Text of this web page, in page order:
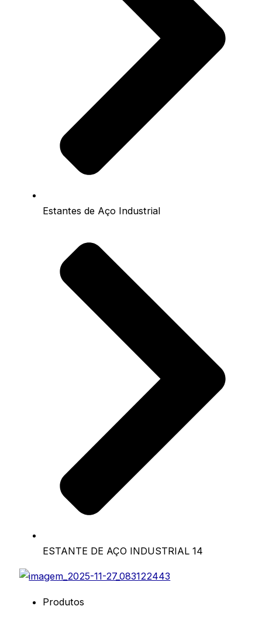
Estantes de Aço Industrial
ESTANTE DE AÇO INDUSTRIAL 14
Produtos